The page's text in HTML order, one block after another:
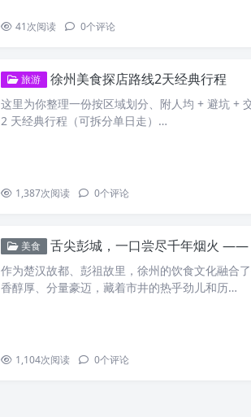
41次阅读 0个评论
旅游 徐州美食探店路线2天经典行程
这里为你整理一份按区域划分、附人均 + 避坑 +
2 天经典行程（可拆分单日走）…
1,387次阅读 0个评论
美食 舌尖彭城，一口尝尽千年烟火 ——
作为楚汉故都、彭祖故里，徐州的饮食文化融合
香醇厚、分量豪迈，藏着市井的热乎劲儿和历…
1,104次阅读 0个评论